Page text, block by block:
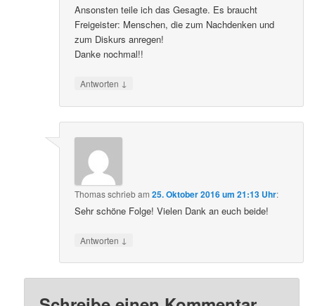
Ansonsten teile ich das Gesagte. Es braucht
Freigeister: Menschen, die zum Nachdenken und
zum Diskurs anregen!
Danke nochmal!!
Antworten ↓
Thomasschriebam25. Oktober 2016 um 21:13 Uhr:
Sehr schöne Folge! Vielen Dank an euch beide!
Antworten ↓